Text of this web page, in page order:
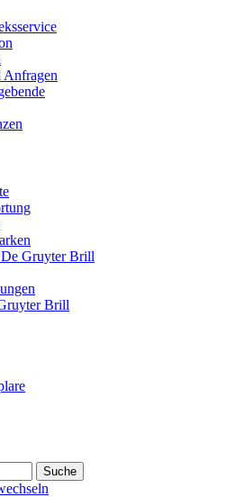
Anfragen
Gruyter Brill
Brill
Suche